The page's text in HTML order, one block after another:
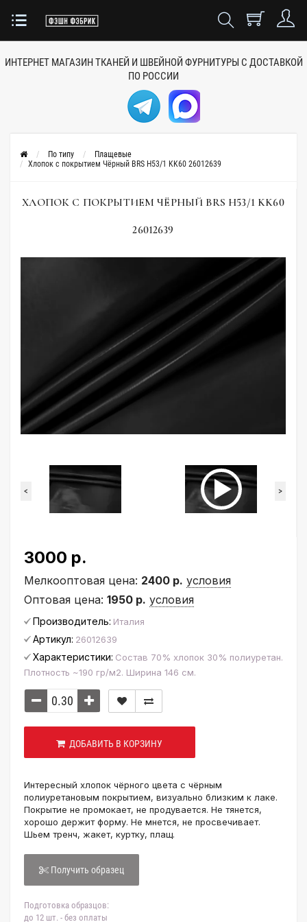
ИНТЕРНЕТ МАГАЗИН ТКАНЕЙ И ШВЕЙНОЙ ФУРНИТУРЫ С ДОСТАВКОЙ
ПО РОССИИ
По типу
Плащевые
Хлопок с покрытием Чёрный BRS H53/1 KK60 26012639
ХЛОПОК С ПОКРЫТИЕМ ЧЁРНЫЙ BRS H53/1 KK60
26012639
< >
3000 р.
Мелкооптовая цена: 2400 р. условия
Оптовая цена: 1950 р. условия
Производитель: Италия
Артикул: 26012639
Характеристики: Состав 70% хлопок 30% полиуретан.
Плотность ~190 гр/м2. Ширина 146 см.
ДОБАВИТЬ В КОРЗИНУ
Интересный хлопок чёрного цвета с чёрным
полиуретановым покрытием, визуально близким к лаке.
Покрытие не промокает, не продувается. Не тянется,
хорошо держит форму. Не мнется, не просвечивает.
Шьем тренч, жакет, куртку, плащ.
Получить образец
Подготовка образцов:
до 12 шт. - без оплаты